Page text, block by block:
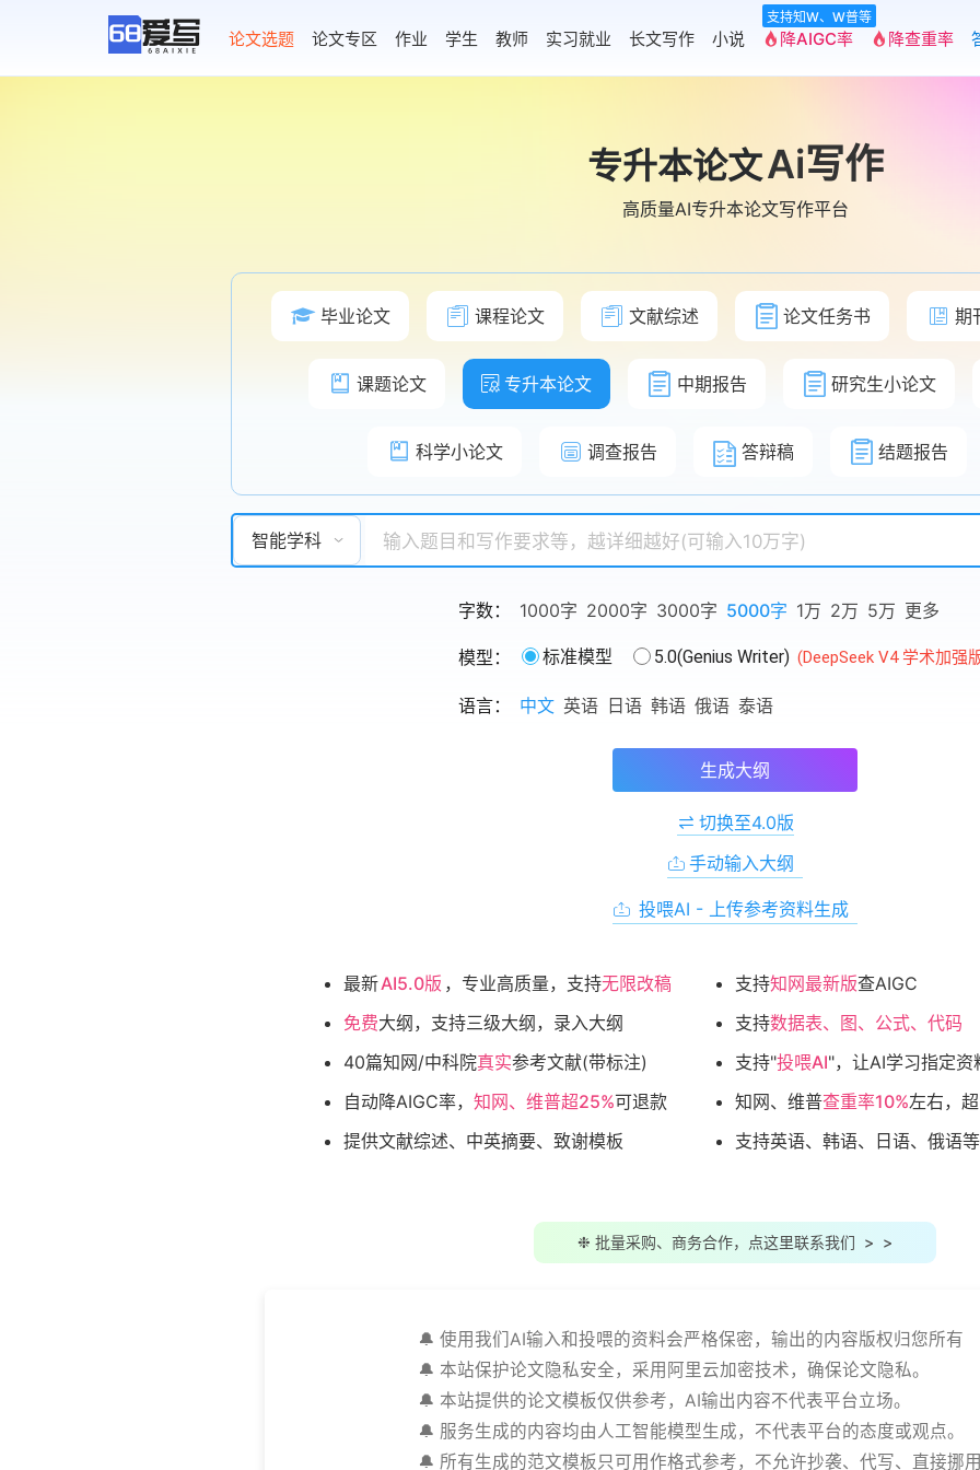
AI论文写作 论文选题 论文专区 作业 学生 教师 实习就业 长文写作 小说
支持知W、W普等
降AIGC率 降查重率
专升本论文Ai写作
高质量AI专升本论文写作平台
毕业论文 课程论文 文献综述 论文任务书 期
课题论文 专升本论文 中期报告 研究生小论文
科学小论文 调查报告 答辩稿 结题报告
智能学科
字数： 1000字 2000字 3000字 5000字 1万 2万 5万 更多
模型： 标准模型 5.0(Genius Writer) (DeepSeek V4 学术加强
语言： 中文 英语 日语 韩语 俄语 泰语
生成大纲
切换至4.0版
手动输入大纲
投喂AI - 上传参考资料生成
最新AI5.0版 ，专业高质量，支持无限改稿 支持知网最新版查AIGC
免费大纲，支持三级大纲，录入大纲 支持数据表、图、公式、代码
40篇知网/中科院真实参考文献(带标注) 支持"投喂AI"，让AI学习指定资
自动降AIGC率， 知网、维普超25%可退款 知网、维普查重率10%左右，
提供文献综述、中英摘要、致谢模板
支持英语、韩语、日语、俄语
❉ 批量采购、商务合作，点这里联系我们 > >
🔔 使用我们AI输入和投喂的资料会严格保密，输出的内容版权归您所有
🔔 本站保护论文隐私安全，采用阿里云加密技术，确保论文隐私。
🔔 本站提供的论文模板仅供参考，AI输出内容不代表平台立场。
🔔 服务生成的内容均由人工智能模型生成，不代表平台的态度或观点。
🔔 所有生成的范文模板只可用作格式参考，不允许抄袭、代写、直接挪